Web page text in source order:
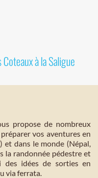
à la Saligue
propose de nombreux
vos aventures en
et dans le monde (Népal,
la randonnée pédestre et
des idées de sorties en
via ferrata.